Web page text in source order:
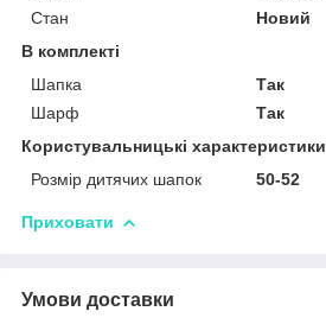
Стан
Новий
В комплекті
Шапка
Так
Шарф
Так
Користувальницькі характеристики
Розмір дитячих шапок
50-52
Приховати
Умови доставки